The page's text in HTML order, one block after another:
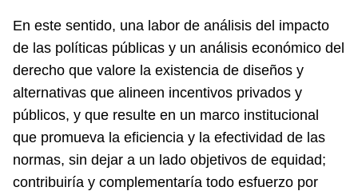
En este sentido, una labor de análisis del impacto
de las políticas públicas y un análisis económico del
derecho que valore la existencia de diseños y
alternativas que alineen incentivos privados y
públicos, y que resulte en un marco institucional
que promueva la eficiencia y la efectividad de las
normas, sin dejar a un lado objetivos de equidad;
contribuiría y complementaría todo esfuerzo por